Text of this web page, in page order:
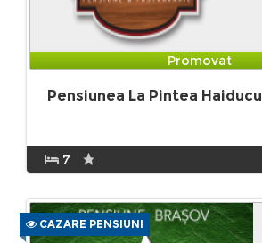
Promovat
Pensiunea La Pintea Haiducu
7
CAZARE PENSIUNI